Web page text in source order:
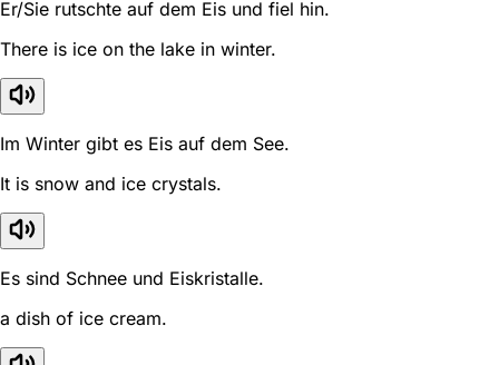
Er/Sie rutschte auf dem Eis und fiel hin.
There is ice on the lake in winter.
Im Winter gibt es Eis auf dem See.
It is snow and ice crystals.
Es sind Schnee und Eiskristalle.
a dish of ice cream.